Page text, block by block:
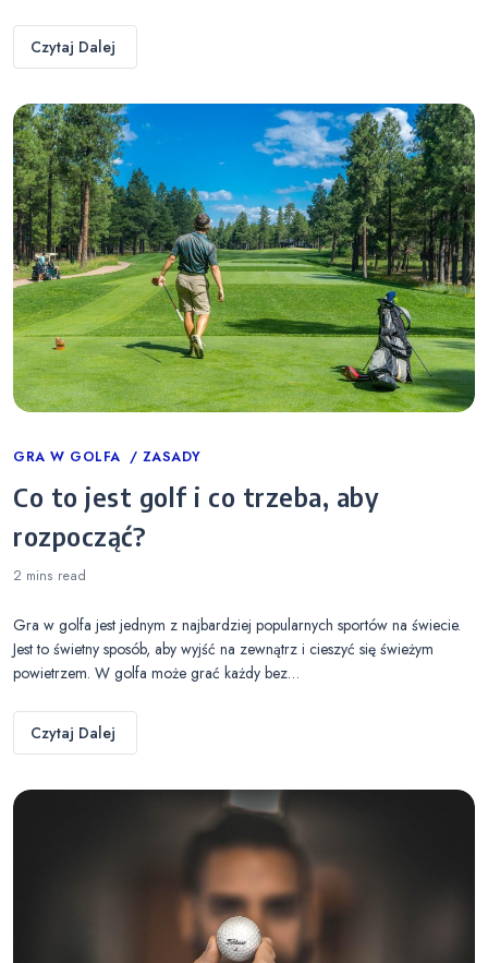
Czytaj Dalej
Categories
GRA W GOLFA ZASADY
Co to jest golf i co trzeba, aby
rozpocząć?
2 mins read
Gra w golfa jest jednym z najbardziej popularnych sportów na świecie.
Jest to świetny sposób, aby wyjść na zewnątrz i cieszyć się świeżym
powietrzem. W golfa może grać każdy bez…
Czytaj Dalej